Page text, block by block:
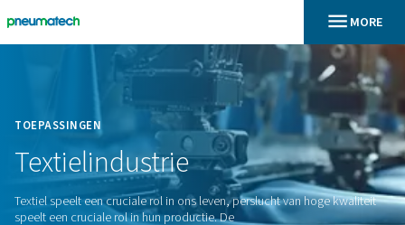
TOEPASSINGEN
Textielindustrie